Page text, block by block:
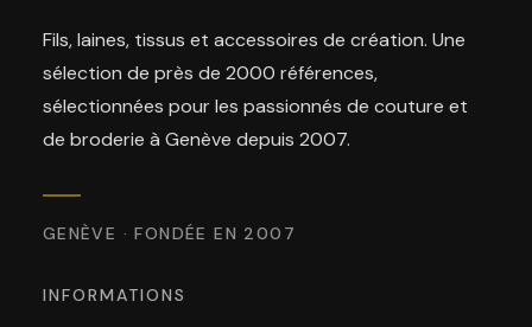
Fils, laines, tissus et accessoires de création. Une
sélection de près de 2000 références,
sélectionnées pour les passionnés de couture et
de broderie à Genève depuis 2007.
GENÈVE · FONDÉE EN 2007
INFORMATIONS